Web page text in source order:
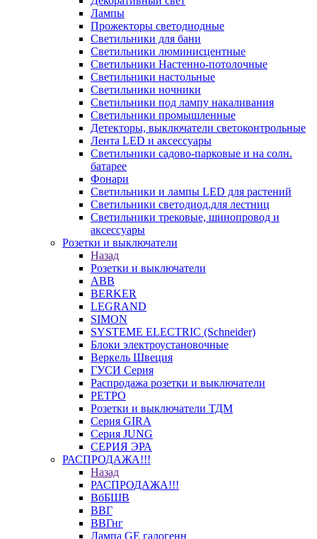
Лампы
Прожекторы светодиодные
Светильники для бани
Светильники люминисцентные
Светильники Настенно-потолочные
Светильники настольные
Светильники ночники
Светильники под лампу накаливания
Светильники промышленные
Детекторы, выключатели светоконтрольные
Лента LED и аксессуары
Светильники садово-парковые и на солн.
батарее
Фонари
Светильники и лампы LED для растений
Светильники светодиод.для лестниц
Светильники трековые, шинопровод и
аксессуары
Розетки и выключатели
Назад
Розетки и выключатели
ABB
BERKER
LEGRAND
SIMON
SYSTEME ELECTRIC (Schneider)
Блоки электроустановочные
Веркель Швеция
ГУСИ Серия
Распродажа розетки и выключатели
РЕТРО
Розетки и выключатели ТДМ
Серия GIRA
Серия JUNG
СЕРИЯ ЭРА
РАСПРОДАЖА!!!
Назад
РАСПРОДАЖА!!!
ВбБШВ
ВВГ
ВВГнг
Лампа GE галогенн